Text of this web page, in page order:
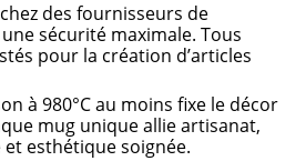
des fournisseurs de
sécurité maximale. Tous
pour la création d’articles
à 980°C au moins fixe le décor
mug unique allie artisanat,
esthétique soignée.